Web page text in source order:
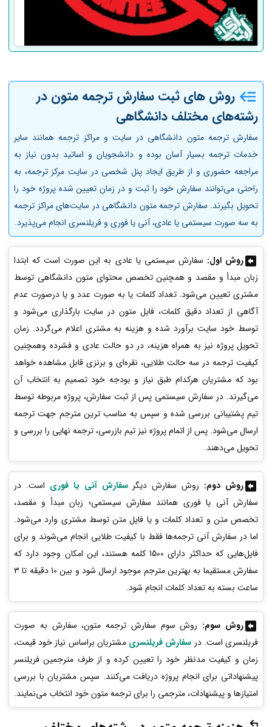
روش های ثبت سفارش ترجمه متون در
رشته‌های مختلف دانشگاهی
سفارش ترجمه متون دانشگاهی در سایت و مراکز ترجمه همانند سایر
خدمات ترجمه بسیار آسان بوده و دانشجویان و اساتید بدون نیاز به
مراجعه حضوری و از طریق ایجاد پنل شخصی در سایت‌ مرکز ترجمه، به
راحتی می‌توانند سفارش خود را ثبت و در زمان تعیین شده پروژه خود را
تحویل بگیرند. سفارش ترجمه متون دانشگاهی در ‌سایت‌های مراکز ترجمه
به سه صورت سیستمی یا عادی، آنی یا فوری و فریلنسری انجام می‌پذیرد.
روش اول: سفارش سیستمی یا عادی به این صورت است که ابتدا
زبان مبدأ و مقصد و همچنین تخصص محتوای متون دانشگاهی توسط
مشتری تعیین می‌شود. تعداد کلمات یا به صورت عدد و یا درصورت عدم
آگاهی از تعداد دقیق کلمات، فایل متون در سایت بارگذاری می‌شود و
توسط خود سایت برآورد شده و هزینه به مشتری اعلام می‌گردد. زمان
تحویل پروژه نیز به همراه هزینه، در دو حالت عادی و فشرده وهمچنین
کیفیت ترجمه در سه حالت طلایی، نقره‌ای و برنزی قابل مشاهده خواهد
بود که مشتریان هرکدام طبق نیاز و بودجه خود تصمیم به انتخاب آن
می‌گیرند. در سفارش سیستمی پس از ثبت سفارش، پروژه مربوطه توسط
تیم پشتیبانی بررسی شده و سپس به مناسب ترین مترجم جهت ترجمه
ارسال می‌شود. پس از اتمام پروژه نیز تیم بازرسی، ترجمه نهایی را بررسی و
تحویل می‌دهند.
روش دوم: روش سفارش دیگرسفارش آنی یا فوری است. در
سفارش‌ آنی یا فوری همانند سفارش سیستمی؛ زبان مبدأ و مقصد،
تخصص متن و تعداد کلمات و یا فایل متن توسط مشتری وارد می‌شود.
اما در سفارش آنی ترجمه‌ها فقط با کیفیت طلایی انجام می‌شوند و برای
فایل‌هایی که حداکثر دارای 1500 کلمه هستند، این امکان وجود دارد که
سفارش مستقیما به بهترین مترجم موجود ارسال شود و بین 10 دقیقه تا 3
ساعت بسته به تعداد کلمات انجام شود.
روش سوم: روش سوم سفارش ترجمه متون، سفارش به صورت
فریلنسری است. در سفارش فریلنسری مشتریان براساس نیاز خود قیمت،
زمان و کیفیت مدنظر خود را تعیین کرده و از طرف مترجمین فریلنسر
پیشنهاداتی برای انجام پروژه دریافت می‌کنند. سپس مشتریان با بررسی
امتیازها و پیشنهادات، مترجمی را برای ترجمه متون خود انتخاب می‌نمایند.